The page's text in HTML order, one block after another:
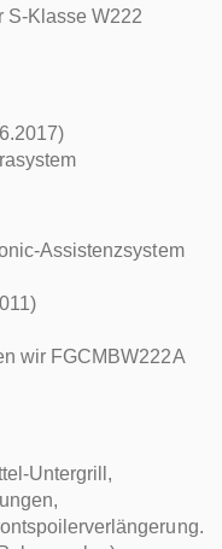
S-Klasse W222
Assistenzsystem
wir FGCMBW222A
Untergrill,